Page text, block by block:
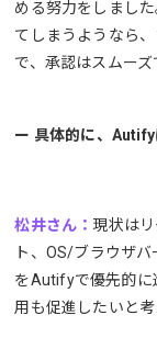
める努力をしまし
てしまうようなら
で、承認はスムーズ
ー 具体的に、
松井さん： 現状は
ト、OS/ブラウザ
をAutifyで優先的に
用も促進したいと考